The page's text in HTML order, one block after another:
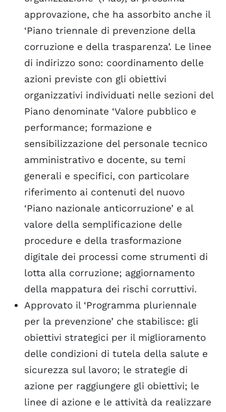
approvazione, che ha assorbito anche il
‘Piano triennale di prevenzione della
corruzione e della trasparenza’. Le linee
di indirizzo sono: coordinamento delle
azioni previste con gli obiettivi
organizzativi individuati nelle sezioni del
Piano denominate ‘Valore pubblico e
performance; formazione e
sensibilizzazione del personale tecnico
amministrativo e docente, su temi
generali e specifici, con particolare
riferimento ai contenuti del nuovo
‘Piano nazionale anticorruzione’ e al
valore della semplificazione delle
procedure e della trasformazione
digitale dei processi come strumenti di
lotta alla corruzione; aggiornamento
della mappatura dei rischi corruttivi.
Approvato il ‘Programma pluriennale
per la prevenzione’ che stabilisce: gli
obiettivi strategici per il miglioramento
delle condizioni di tutela della salute e
sicurezza sul lavoro; le strategie di
azione per raggiungere gli obiettivi; le
linee di azione e le attività da realizzare